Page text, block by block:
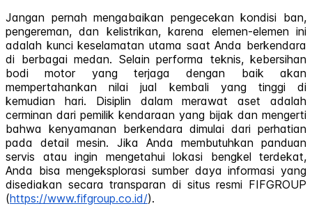
Jangan pernah mengabaikan pengecekan kondisi ban,
pengereman, dan kelistrikan, karena elemen-elemen ini
adalah kunci keselamatan utama saat Anda berkendara
di berbagai medan. Selain performa teknis, kebersihan
bodi motor yang terjaga dengan baik akan
mempertahankan nilai jual kembali yang tinggi di
kemudian hari. Disiplin dalam merawat aset adalah
cerminan dari pemilik kendaraan yang bijak dan mengerti
bahwa kenyamanan berkendara dimulai dari perhatian
pada detail mesin. Jika Anda membutuhkan panduan
servis atau ingin mengetahui lokasi bengkel terdekat,
Anda bisa mengeksplorasi sumber daya informasi yang
disediakan secara transparan di situs resmi FIFGROUP
(https://www.fifgroup.co.id/).